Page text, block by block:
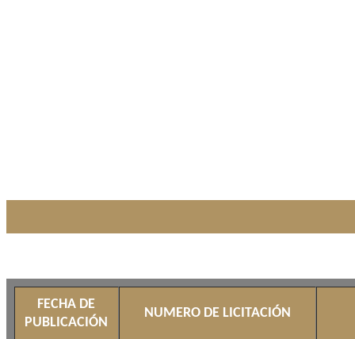
FECHA DE
PUBLICACIÓN
NUMERO DE LICITACIÓN